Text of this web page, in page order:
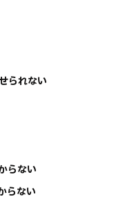
られない
らない
らない